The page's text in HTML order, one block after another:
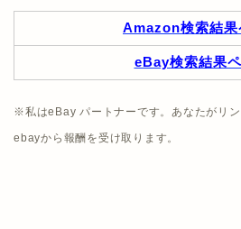
Amazon検索結果
eBay検索結果
※私はeBay パートナーです。あなたがリン
ebayから報酬を受け取ります。